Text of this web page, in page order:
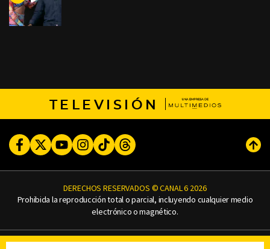
TELEVISIÓN
FacebookTwitterYoutubeInstagram
TikTokThreads
DERECHOS RESERVADOS © CANAL 6 2026
Prohibida la reproducción total o parcial, incluyendo cualquier medio
electrónico o magnético.